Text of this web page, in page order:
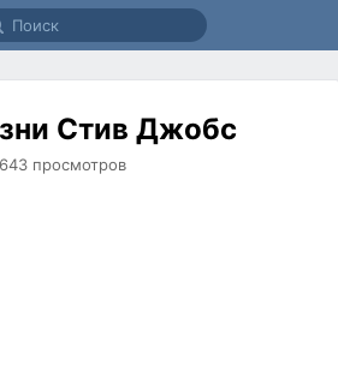
Стив Джобс
просмотров